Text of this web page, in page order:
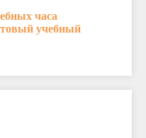
часа
учебный